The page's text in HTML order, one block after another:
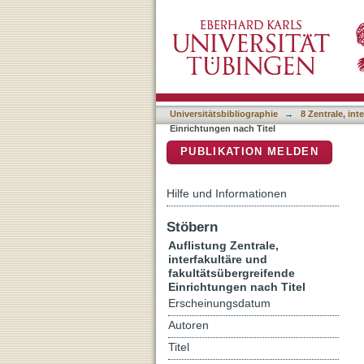
Universitätsbibliographie → 8 Zentrale,
Einrichtungen nach Titel
PUBLIKATION MELDEN
Hilfe und Informationen
Stöbern
Auflistung Zentrale,
interfakultäre und
fakultätsübergreifende
Einrichtungen nach Titel
Erscheinungsdatum
Autoren
Titel